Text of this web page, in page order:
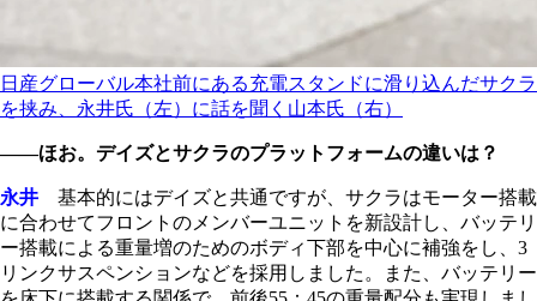
日産グローバル本社前にある充電スタンドに滑り込んだサクラ
を挟み、永井氏（左）に話を聞く山本氏（右）
――ほお。デイズとサクラのプラットフォームの違いは？
永井 基本的にはデイズと共通ですが、サクラはモーター搭載
に合わせてフロントのメンバーユニットを新設計し、バッテリ
ー搭載による重量増のためのボディ下部を中心に補強をし、3
リンクサスペンションなどを採用しました。また、バッテリー